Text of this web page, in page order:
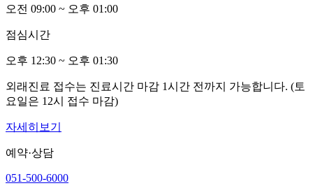
오전 09:00 ~ 오후 01:00
점심시간
오후 12:30 ~ 오후 01:30
외래진료 접수는 진료시간 마감 1시간 전까지 가능합니다. (토
요일은 12시 접수 마감)
자세히보기
예약·상담
051-500-6000